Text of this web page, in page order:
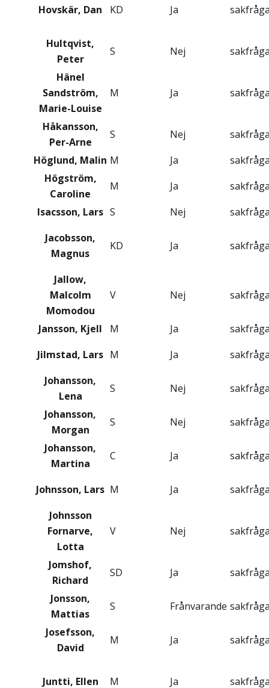
Hovskär, Dan KD Ja
Hultqvist,
Peter
S Nej
Hänel
Sandström,
Marie-Louise
M Ja
Håkansson,
Per-Arne
S Nej
Höglund, Malin M Ja
Högström,
Caroline
M Ja
Isacsson, Lars S Nej
Jacobsson,
Magnus
KD Ja
Jallow,
Malcolm
Momodou
V Nej
Jansson, Kjell M Ja
Jilmstad, Lars M Ja
Johansson,
Lena
S Nej
Johansson,
Morgan
S Nej
Johansson,
Martina
C Ja
Johnsson, Lars M Ja
Johnsson
Fornarve,
Lotta
V Nej
Jomshof,
Richard
SD Ja
Jonsson,
Mattias
S Frånvarande
Josefsson,
David
M Ja
Juntti, Ellen M Ja